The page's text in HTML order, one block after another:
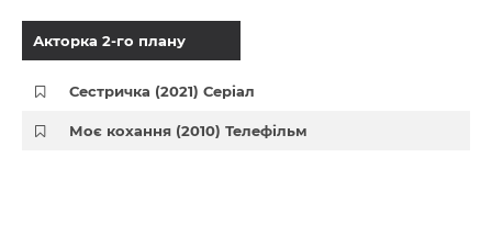
Акторка 2-го плану
Сестричка (2021) Серіал
Моє кохання (2010) Телефільм